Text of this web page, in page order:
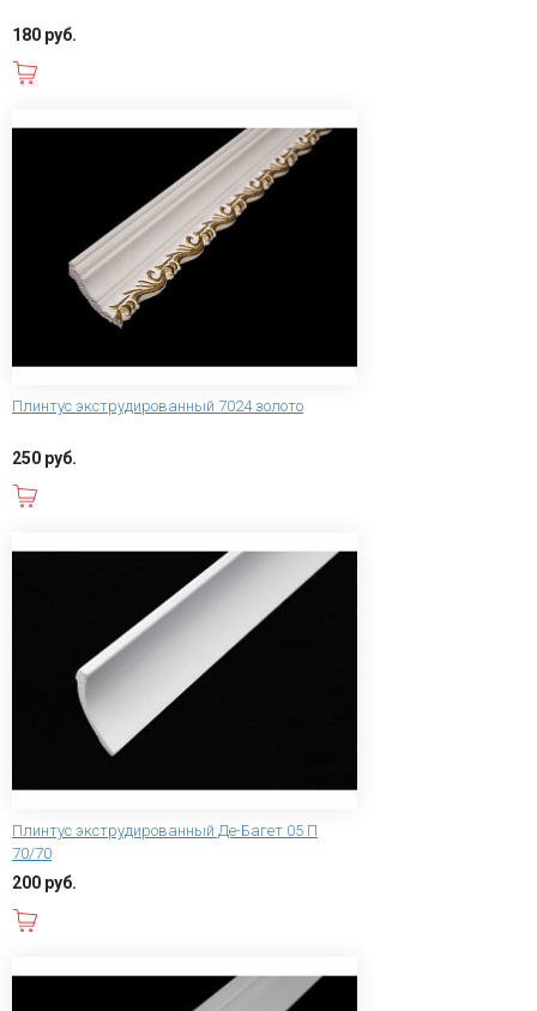
180 руб.
Плинтус экструдированный 7024 золото
250 руб.
Плинтус экструдированный Де-Багет 05 П
70/70
200 руб.